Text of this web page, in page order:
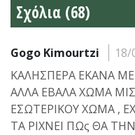
Σχόλια (68)
Gogo Kimourtzi
18/
ΚΑΛΗΣΠΕΡΑ ΕΚΑΝΑ
ΑΛΛΑ ΕΒΑΛΑ ΧΩΜΑ
ΕΣΩΤΕΡΙΚΟΥ ΧΩΜΑ ,
ΤΑ ΡΙΧΝΕΙ ΠΩς ΘΑ